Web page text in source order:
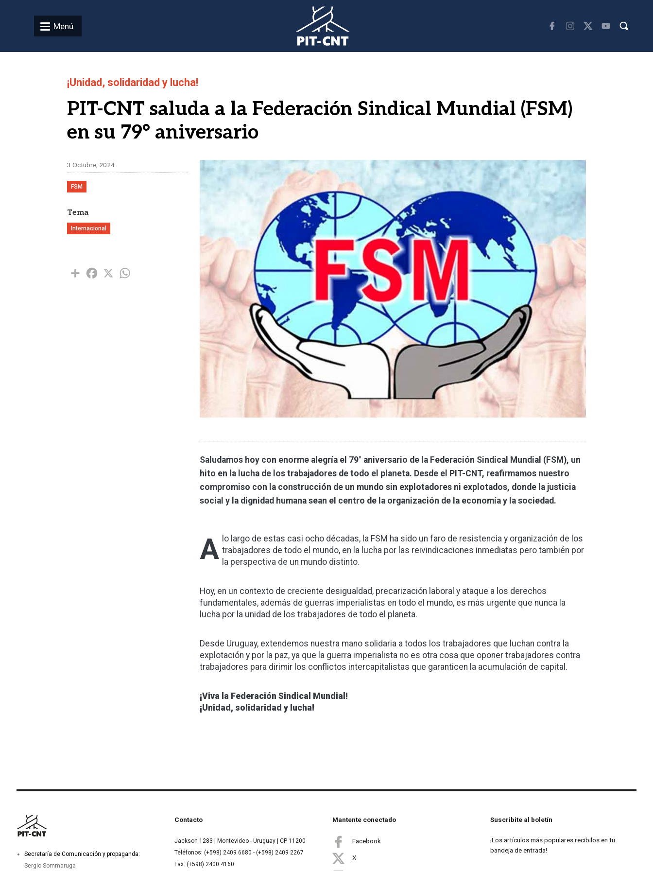
Menú
¡Unidad, solidaridad y lucha!
PIT-CNT saluda a la Federación Sindical Mundial (FSM)
en su 79° aniversario
3 Octubre, 2024
FSM
Tema
Internacional
Share Facebook
X
Imagen
Saludamos hoy con enorme alegría el 79° aniversario de la Federación Sindical Mundial (FSM), un
hito en la lucha de los trabajadores de todo el planeta. Desde el PIT-CNT, reafirmamos nuestro
compromiso con la construcción de un mundo sin explotadores ni explotados, donde la justicia
social y la dignidad humana sean el centro de la organización de la economía y la sociedad.
A lo largo de estas casi ocho décadas, la FSM ha sido un faro de resistencia y organización de los
trabajadores de todo el mundo, en la lucha por las reivindicaciones inmediatas pero también por
la perspectiva de un mundo distinto.
Hoy, en un contexto de creciente desigualdad, precarización laboral y ataque a los derechos
fundamentales, además de guerras imperialistas en todo el mundo, es más urgente que nunca la
lucha por la unidad de los trabajadores de todo el planeta.
Desde Uruguay, extendemos nuestra mano solidaria a todos los trabajadores que luchan contra la
explotación y por la paz, ya que la guerra imperialista no es otra cosa que oponer trabajadores contra
trabajadores para dirimir los conflictos intercapitalistas que garanticen la acumulación de capital.
¡Viva la Federación Sindical Mundial!
¡Unidad, solidaridad y lucha!
Secretaría de Comunicación y propaganda:
Sergio Sommaruga
Contacto
Jackson 1283 | Montevideo - Uruguay | CP 11200
Teléfonos: (+598) 2409 6680 - (+598) 2409 2267
Fax: (+598) 2400 4160
Mantente conectado
Facebook
X
Suscribite al boletín
¡Los artículos más populares recibilos en tu
bandeja de entrada!